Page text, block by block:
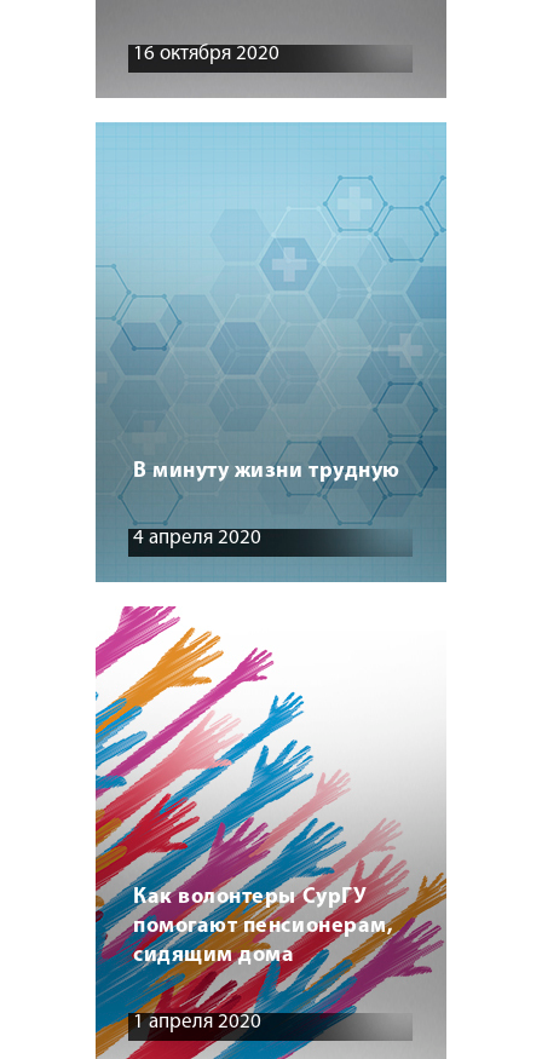
16 октября 2020
В минуту жизни трудную
4 апреля 2020
Как волонтеры СурГУ
помогают пенсионерам,
сидящим дома
1 апреля 2020